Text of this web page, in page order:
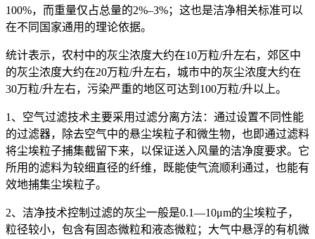
100%，而重量仅占总量的2%–3%；这也是洁净相关标准可以
在不同国家通用的理论依据。
统计表示，农村中的灰尘浓度大约在10万粒/升左右，郊区中
的灰尘浓度大约在20万粒/升左右，城市中的灰尘浓度大约在
30万粒/升左右，污染严重的地区可达到100万粒/升以上。
1、空气过滤技术主要采用过滤分离方法：通过设置不同性能
的过滤器，除去空气中的悬尘埃粒子和微生物，也即通过滤料
将尘埃粒子捕集截留下来，以保证送入风量的洁净度要求。它
所用的滤料为较细直径的纤维，既能使气流顺利通过，也能有
效地捕集尘埃粒子。
2、洁净技术控制过滤的灰尘一般是0.1—10μm的尘埃粒子，
粒径较小，包含有固态微粒和液态微粒；大气中悬浮的有机微